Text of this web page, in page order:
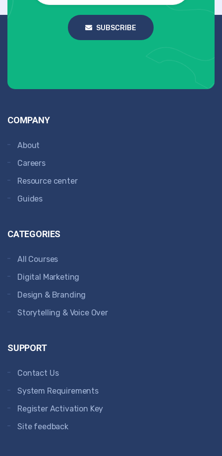
SUBSCRIBE
COMPANY
About
Careers
Resource center
Guides
CATEGORIES
All Courses
Digital Marketing
Design & Branding
Storytelling & Voice Over
SUPPORT
Contact Us
System Requirements
Register Activation Key
Site feedback